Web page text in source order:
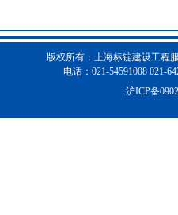
版权所有：上海标锭建设工程
电话：021-54591008 021-
沪ICP备